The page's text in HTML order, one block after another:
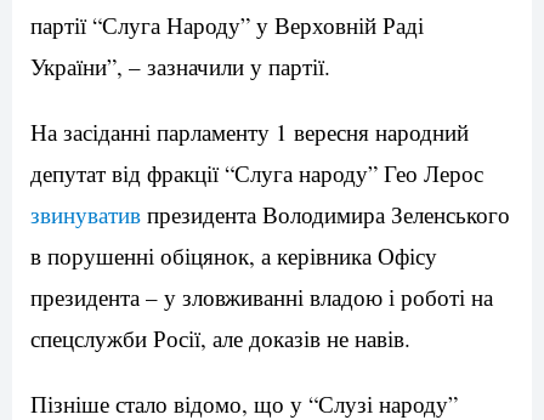
партії “Слуга Народу” у Верховній Раді
України”, – зазначили у партії.
На засіданні парламенту 1 вересня народний
депутат від фракції “Слуга народу” Гео Лерос
звинуватив президента Володимира Зеленського
в порушенні обіцянок, а керівника Офісу
президента – у зловживанні владою і роботі на
спецслужби Росії, але доказів не навів.
Пізніше стало відомо, що у “Слузі народу”